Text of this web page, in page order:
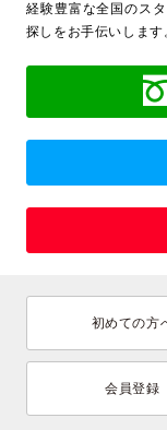
経験豊富な全国のス
探しをお手伝いします
初めての方
会員登録